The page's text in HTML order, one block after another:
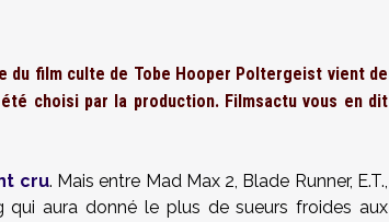
du film culte de Tobe Hooper Poltergeist vient de
choisi par la production. Filmsactu vous en dit
cru. Mais entre Mad Max 2, Blade Runner, E.T.,
aura donné le plus de sueurs froides aux